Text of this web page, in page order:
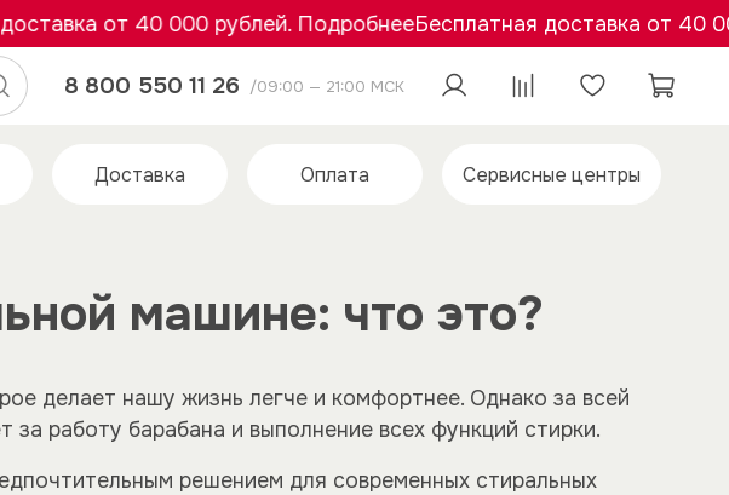
40 000 рублей. ПодробнееБесплатная доставка от 40 000
8 800 550 11 26 /09:00 — 21:00 МСК
Доставка Оплата Сервисные центры
машине: что это?
делает нашу жизнь легче и комфортнее. Однако за всей
работу барабана и выполнение всех функций стирки.
решением для современных стиральных